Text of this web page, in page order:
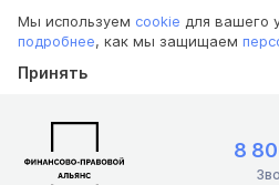
Мы используем cookie для вашего
подробнее, как мы защищаем
Принять
8